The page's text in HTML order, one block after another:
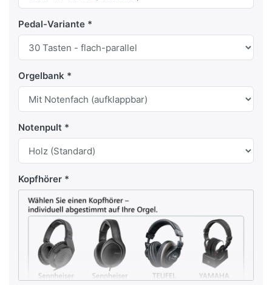
Pedal-Variante
Orgelbank
Notenpult
Kopfhörer